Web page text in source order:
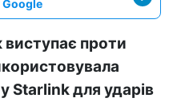
Google
виступає проти
Starlink для ударів